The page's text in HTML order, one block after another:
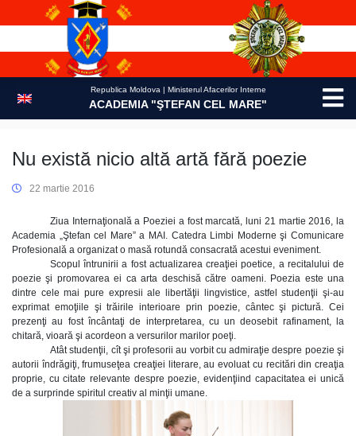
Republica Moldova | Ministerul Afacerilor Interne
ACADEMIA "ŞTEFAN CEL MARE"
Nu există nicio altă artă fără poezie
22 martie 2016
Ziua Internaţională a Poeziei a fost marcată, luni 21 martie 2016, la
Academia „Ştefan cel Mare” a MAI. Catedra Limbi Moderne şi Comunicare
Profesională a organizat o masă rotundă consacrată acestui eveniment.
Scopul întrunirii a fost actualizarea creaţiei poetice, a recitalului de
poezie şi promovarea ei ca arta deschisă către oameni. Poezia este una
dintre cele mai pure expresii ale libertăţii lingvistice, astfel studenţii şi-au
exprimat emoţiile şi trăirile interioare prin poezie, cântec şi pictură. Cei
prezenţi au fost încântaţi de interpretarea, cu un deosebit rafinament, la
chitară, vioară şi acordeon a versurilor marilor poeţi.
Atât studenţii, cît şi profesorii au vorbit cu admiraţie despre poezie şi
autorii îndrăgiţi, frumuseţea creaţiei literare, au evoluat cu recitări din creaţia
proprie, cu citate relevante despre poezie, evidenţiind capacitatea ei unică
de a surprinde spiritul creativ al minţii umane.